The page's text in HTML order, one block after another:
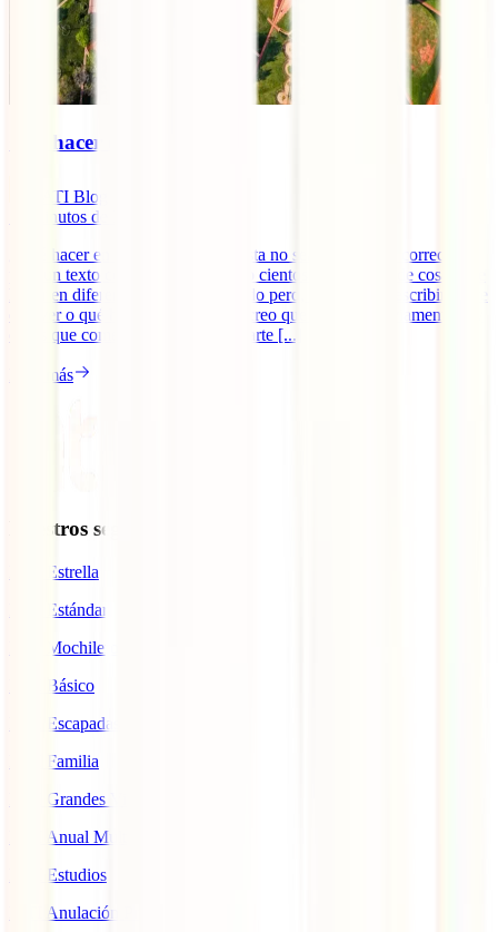
Qué hacer en Auroville
IATI Blog
minutos de lectura
¿Qué hacer en Auroville? Quizá esta no sea la pregunta correcta
para un texto como este. He escrito cientos de artículos de cosas que
hacer en diferentes partes del mundo pero, a la hora de escribir sobre
qué ver o qué hacer en Auroville, creo que (aunque obviamente hay
cosas que comentar al respecto), parte [...]
Leer más
Nuestros seguros
IATI Estrella
IATI Estándar
IATI Mochilero
IATI Básico
IATI Escapadas
IATI Familia
IATI Grandes Viajeros
IATI Anual Multiviaje
IATI Estudios
IATI Anulación Premium